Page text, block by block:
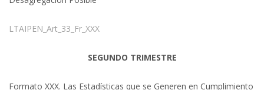
LTAIPEN_Art_33_Fr_XXX
SEGUNDO TRIMESTRE
Formato XXX. Las Estadísticas que se Generen en Cumplimiento